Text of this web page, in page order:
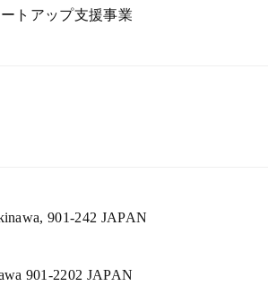
トアップ支援事業
901-242 JAPAN
901-2202 JAPAN